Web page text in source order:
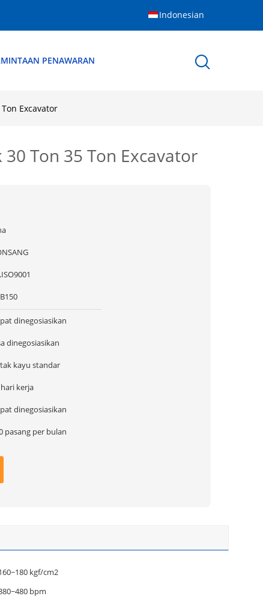
Indonesian
PENAWARAN
Excavator
Ton 35 Ton Excavator
dinegosiasikan
dinegosiasikan
kayu standar
kerja
dinegosiasikan
pasang per bulan
kgf/cm2
bpm